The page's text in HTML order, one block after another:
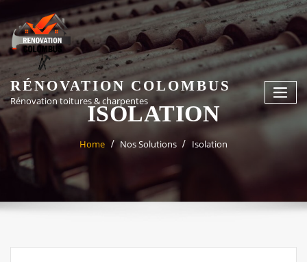
RÉNOVATION COLOMBUS
Rénovation toitures & charpentes
ISOLATION
Home Nos Solutions Isolation